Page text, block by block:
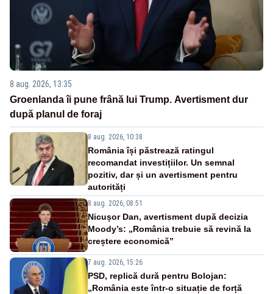
8 aug. 2026, 13:35
Groenlanda îi pune frână lui Trump. Avertisment dur
după planul de foraj
8 aug. 2026, 10:38
România își păstrează ratingul
recomandat investițiilor. Un semnal
pozitiv, dar și un avertisment pentru
autorități
8 aug. 2026, 08:51
Nicușor Dan, avertisment după decizia
Moody’s: „România trebuie să revină la
creștere economică”
7 aug. 2026, 15:26
PSD, replică dură pentru Bolojan:
„România este într-o situație de forță